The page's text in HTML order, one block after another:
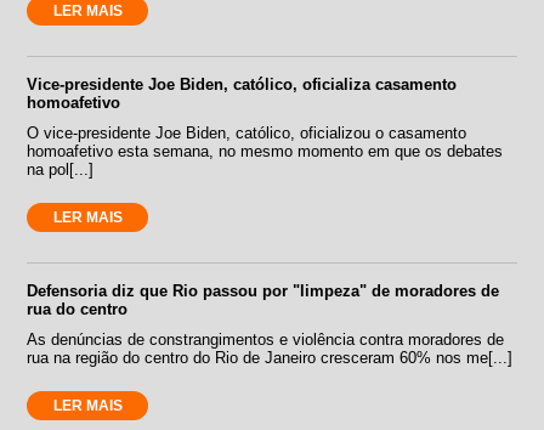
LER MAIS
Vice-presidente Joe Biden, católico, oficializa casamento
homoafetivo
O vice-presidente Joe Biden, católico, oficializou o casamento
homoafetivo esta semana, no mesmo momento em que os debates
na pol[...]
LER MAIS
Defensoria diz que Rio passou por "limpeza" de moradores de
rua do centro
As denúncias de constrangimentos e violência contra moradores de
rua na região do centro do Rio de Janeiro cresceram 60% nos me[...]
LER MAIS